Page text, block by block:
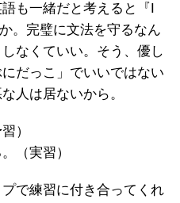
も一緒だと考えると『I
。完璧に文法を守るなん
なくていい。そう、優し
だっこ」でいいではない
人は居ないから。
）
（実習）
で練習に付き合ってくれ